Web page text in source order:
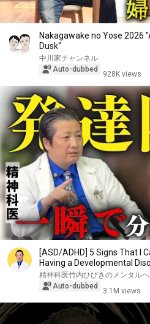
Nakagawake no Yose 2026
Dusk"
中川家チャンネル
Auto-dubbed
928K views
[ASD/ADHD] 5 Signs That I
Having a Developmental
精神科医竹内ひびきのメンタル
Auto-dubbed
3.1M views